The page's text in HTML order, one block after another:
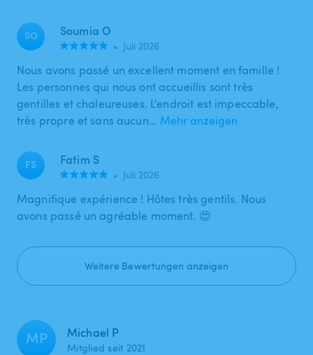
SO Soumia O
• Juli 2026
Nous avons passé un excellent moment en famille !
Les personnes qui nous ont accueillis sont très
gentilles et chaleureuses. L'endroit est impeccable,
très propre et sans aucun… Mehr anzeigen
FS Fatim S
• Juli 2026
Magnifique expérience ! Hôtes très gentils. Nous
avons passé un agréable moment. 😍
Weitere Bewertungen anzeigen
MP Michael P
Mitglied seit 2021